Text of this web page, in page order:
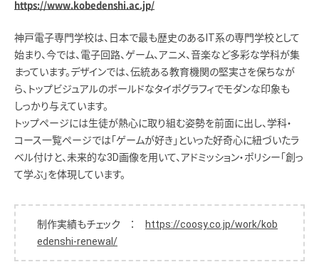
https://www.kobedenshi.ac.jp/
神戸電子専門学校は、日本で最も歴史のあるIT系の専門学校として
始まり、今では、電子回路、ゲーム、アニメ、音楽など多彩な学科が集
まっています。デザインでは、伝統ある教育機関の堅実さを保ちなが
ら、トップビジュアルのボールドなタイポグラフィでモダンな印象も
しっかり与えています。
トップページには生徒が熱心に取り組む姿勢を前面に出し、学科・
コース一覧ページでは「ゲームが好き」といった好奇心に紐づいたラ
ベル付けと、未来的な3D画像を用いて、アドミッション・ポリシー「創っ
て学ぶ」を体現しています。
制作実績もチェック ：
https://coosy.co.jp/work/kob
edenshi-renewal/